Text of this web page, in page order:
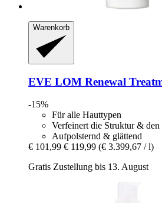
Warenkorb
EVE LOM Renewal
-15%
Für alle Hauttypen
Verfeinert die Struktur & den
Aufpolsternd & glättend
€ 101,99 € 119,99 (€ 3.399,67 / l)
Gratis Zustellung bis 13. August